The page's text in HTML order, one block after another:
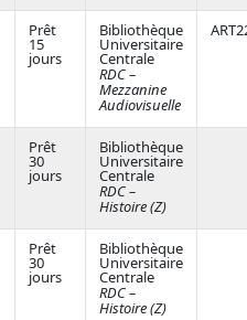
Prêt
15
jours
Bibliothèque
Universitaire
Centrale
RDC –
Mezzanine
Audiovisuelle
Prêt
30
jours
Bibliothèque
Universitaire
Centrale
RDC –
Histoire (Z)
Prêt
30
jours
Bibliothèque
Universitaire
Centrale
RDC –
Histoire (Z)